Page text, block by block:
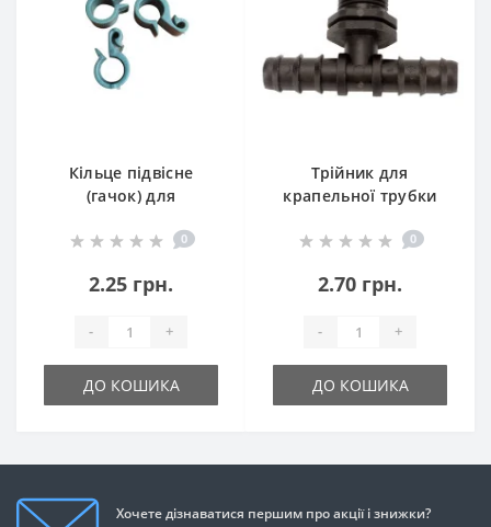
Кільце підвісне
(гачок) для
16 мм
0
2.25 грн.
- +
ДО КОШИКА
Трійник для
крапельної трубки
зовнішньою 0
2.70 грн.
- +
ДО КОШИКА
Хочете дізнаватися першим про акції і знижки?